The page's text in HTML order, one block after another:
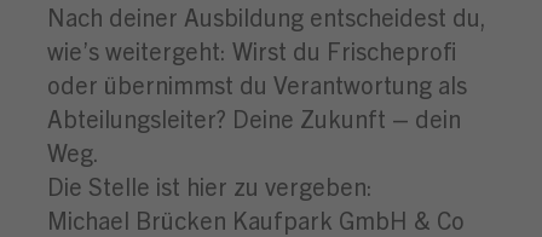
Nach deiner Ausbildung entscheidest du,
wie’s weitergeht: Wirst du Frischeprofi
oder übernimmst du Verantwortung als
Abteilungsleiter? Deine Zukunft – dein
Weg.
Die Stelle ist hier zu vergeben:
Michael Brücken Kaufpark GmbH & Co